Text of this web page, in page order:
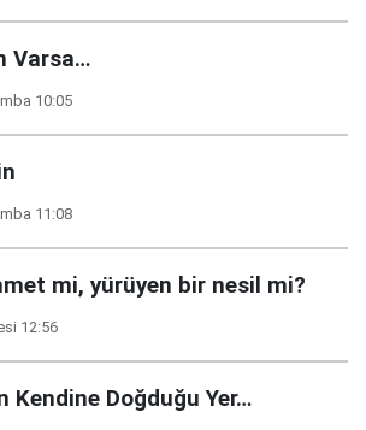
Varsa…
10:05
11:08
mi, yürüyen bir nesil mi?
12:56
Kendine Doğduğu Yer…